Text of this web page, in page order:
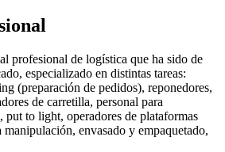
profesional de logística que ha sido de
especializado en distintas tareas:
(preparación de pedidos), reponedores,
de carretilla, personal para
to light, operadores de plataformas
manipulación, envasado y empaquetado,